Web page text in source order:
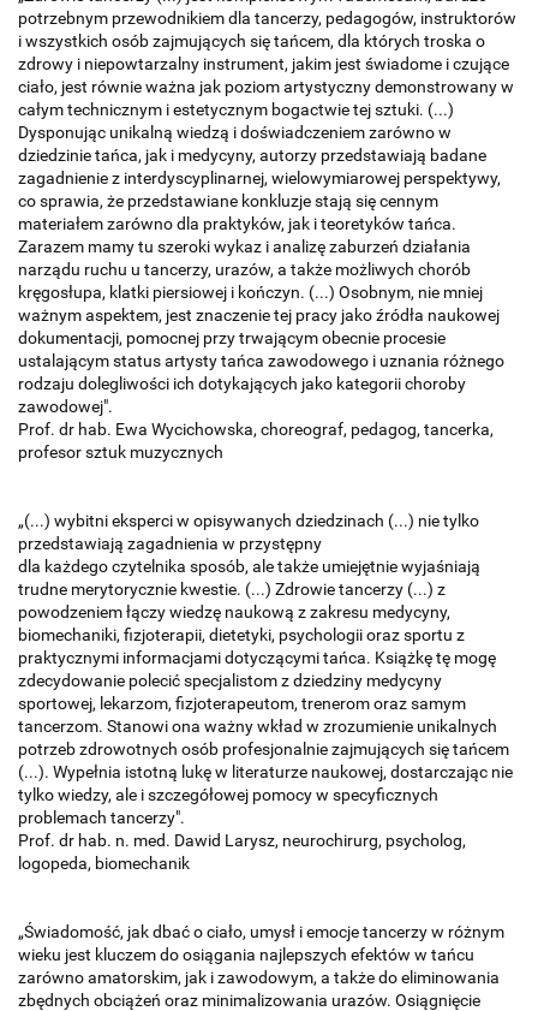
potrzebnym przewodnikiem dla tancerzy, pedagogów, instruktorów
i wszystkich osób zajmujących się tańcem, dla których troska o
zdrowy i niepowtarzalny instrument, jakim jest świadome i czujące
ciało, jest równie ważna jak poziom artystyczny demonstrowany w
całym technicznym i estetycznym bogactwie tej sztuki. (...)
Dysponując unikalną wiedzą i doświadczeniem zarówno w
dziedzinie tańca, jak i medycyny, autorzy przedstawiają badane
zagadnienie z interdyscyplinarnej, wielowymiarowej perspektywy,
co sprawia, że przedstawiane konkluzje stają się cennym
materiałem zarówno dla praktyków, jak i teoretyków tańca.
Zarazem mamy tu szeroki wykaz i analizę zaburzeń działania
narządu ruchu u tancerzy, urazów, a także możliwych chorób
kręgosłupa, klatki piersiowej i kończyn. (...) Osobnym, nie mniej
ważnym aspektem, jest znaczenie tej pracy jako źródła naukowej
dokumentacji, pomocnej przy trwającym obecnie procesie
ustalającym status artysty tańca zawodowego i uznania różnego
rodzaju dolegliwości ich dotykających jako kategorii choroby
zawodowej".
Prof. dr hab. Ewa Wycichowska, choreograf, pedagog, tancerka,
profesor sztuk muzycznych
„(...) wybitni eksperci w opisywanych dziedzinach (...) nie tylko
przedstawiają zagadnienia w przystępny
dla każdego czytelnika sposób, ale także umiejętnie wyjaśniają
trudne merytorycznie kwestie. (...) Zdrowie tancerzy (...) z
powodzeniem łączy wiedzę naukową z zakresu medycyny,
biomechaniki, fizjoterapii, dietetyki, psychologii oraz sportu z
praktycznymi informacjami dotyczącymi tańca. Książkę tę mogę
zdecydowanie polecić specjalistom z dziedziny medycyny
sportowej, lekarzom, fizjoterapeutom, trenerom oraz samym
tancerzom. Stanowi ona ważny wkład w zrozumienie unikalnych
potrzeb zdrowotnych osób profesjonalnie zajmujących się tańcem
(...). Wypełnia istotną lukę w literaturze naukowej, dostarczając nie
tylko wiedzy, ale i szczegółowej pomocy w specyficznych
problemach tancerzy".
Prof. dr hab. n. med. Dawid Larysz, neurochirurg, psycholog,
logopeda, biomechanik
„Świadomość, jak dbać o ciało, umysł i emocje tancerzy w różnym
wieku jest kluczem do osiągania najlepszych efektów w tańcu
zarówno amatorskim, jak i zawodowym, a także do eliminowania
zbędnych obciążeń oraz minimalizowania urazów. Osiągnięcie